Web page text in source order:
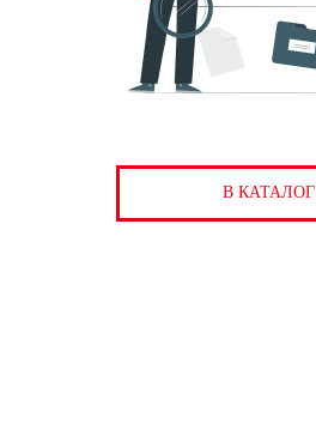
В КАТАЛОГ